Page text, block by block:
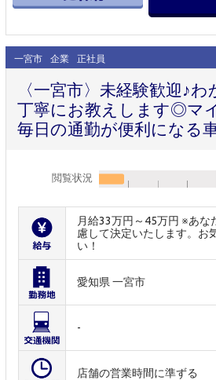
一宮市 企業 正社員
〈一宮市〉未経験歓迎♪
丁寧にお教えします◎マ
毎日の通勤が便利になる
閲覧状況
月給33万円～45万円 ※あな
慮して決定いたします。お
い！
愛知県 一宮市
-
店舗の営業時間に準ずる